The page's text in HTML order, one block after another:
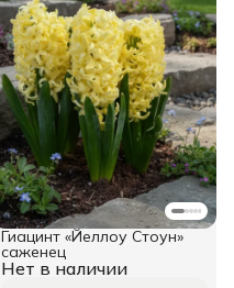
Нет в наличии
Гиацинт «Йеллоу Стоун»
саженец